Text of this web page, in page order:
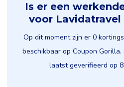
Is er een
voor Lavidatravel
Op dit moment zijn er 0
beschikbaar op Coupon
laatst geverifieerd op